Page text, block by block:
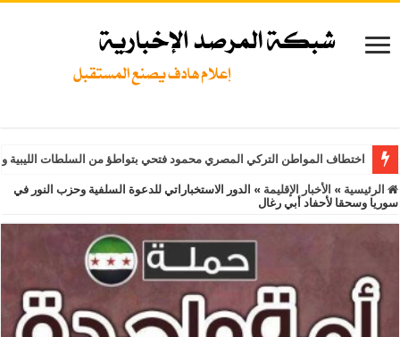
اختطاف المواطن التركي المصري محمود فتحي بتواطؤ من السلطات
الرئيسية » الأخبار الإقليمة » الدور الاستخباراتي للدعوة السلفية وحزب النور في
سوريا وسحقا لأحفاد أبي رغال